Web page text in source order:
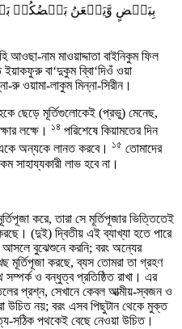
بِبَعۡضٍ وَّیَلۡعَنُ بَعۡضُکُمۡ
আওছা-নাম মাওয়াদ্দাতা বাইনিকুম ফিল
ইয়াকফুরু বা‘দুকুম ব্বিা‘দিওঁ ওয়া
রু ওয়ামা-লাকুম মিন্না-সিরীন।
ছেড়ে মূর্তিগুলোকেই (প্রভু) মেনেছ,
লক্ষে। ১৪ পরিশেষে কিয়ামতের দিন
অন্যকে লানত করবে। ১৫ তোমাদের
সাহায্যকারী লাভ হবে না।
করে, তারা সে মূর্তিপূজার ভিত্তিতেই
(দুই) দ্বিতীয় এই ব্যাখ্যা হতে পারে
আসলে বুঝেশুনে করনি; বরং অন্যের
মূর্তিপূজা করছে, ব্যস তোমরা তা গ্রহণ
ও বন্ধুত্ব প্রতিষ্ঠিত রাখা। এর
প্রশ্ন, সেখানে কেবল আত্মীয়-স্বজন ও
উচিত নয়; বরং এসব পিছুটান থেকে মুক্ত
সঠিক পথকেই বেছে নেওয়া উচিত।